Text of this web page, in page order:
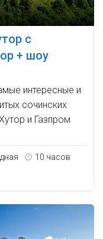
с
+ шоу
интересные и
сочинских
и Газпром
10 часов